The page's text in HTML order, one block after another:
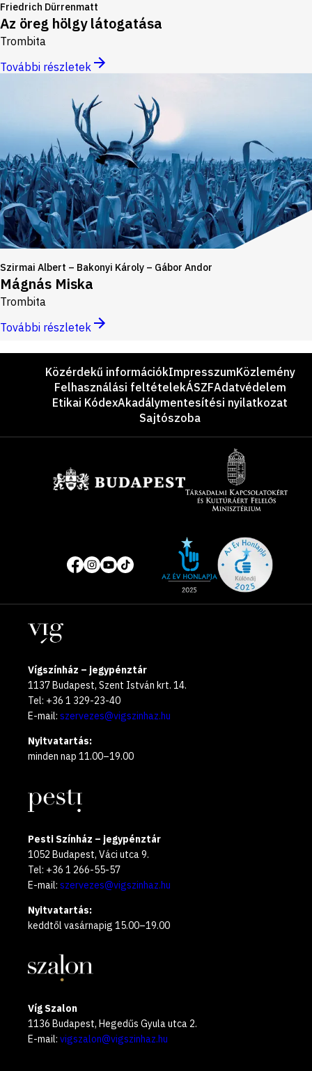
Friedrich Dürrenmatt
Az öreg hölgy látogatása
Trombita
További részletek
Szirmai Albert – Bakonyi Károly – Gábor Andor
Mágnás Miska
Trombita
További részletek
LáblécKözérdekű információkImpresszumKözlemény
Felhasználási feltételekÁSZFAdatvédelem
Etikai KódexAkadálymentesítési nyilatkozat
Sajtószoba
Közösségi
média
oldalak
of
year
Helyszínek
Vígszínház – jegypénztár
1137 Budapest, Szent István krt. 14.
Tel: +36 1 329-23-40
E-mail: szervezes@vigszinhaz.hu
Nyitvatartás:
minden nap 11.00–19.00
Pesti Színház – jegypénztár
1052 Budapest, Váci utca 9.
Tel: +36 1 266-55-57
E-mail: szervezes@vigszinhaz.hu
Nyitvatartás:
keddtől vasárnapig 15.00–19.00
Víg Szalon
1136 Budapest, Hegedűs Gyula utca 2.
E-mail: vigszalon@vigszinhaz.hu